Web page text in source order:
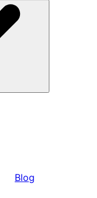
Blog